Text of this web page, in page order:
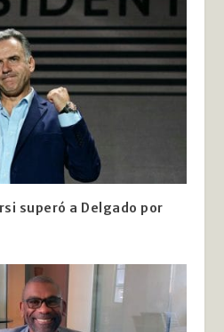
superó a Delgado por